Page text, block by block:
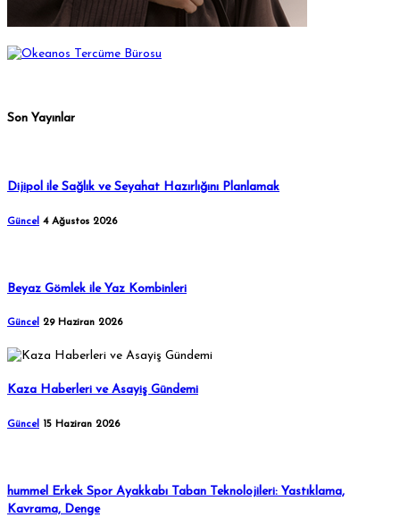
Son Yayınlar
Dijipol ile Sağlık ve Seyahat Hazırlığını Planlamak
Güncel 4 Ağustos 2026
Beyaz Gömlek ile Yaz Kombinleri
Güncel 29 Haziran 2026
Kaza Haberleri ve Asayiş Gündemi
Güncel 15 Haziran 2026
hummel Erkek Spor Ayakkabı Taban Teknolojileri: Yastıklama,
Kavrama, Denge